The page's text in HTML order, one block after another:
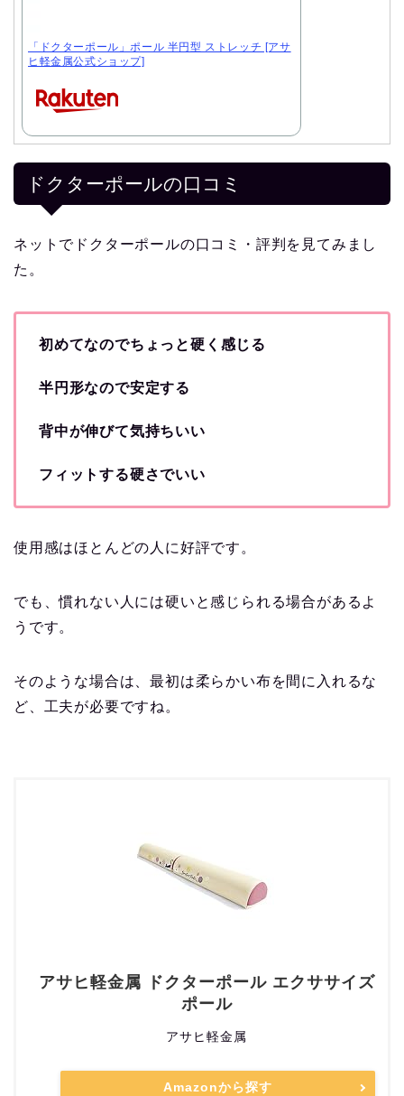
「ドクターポール」ポール 半円型 ストレッチ [アサ
ヒ軽金属公式ショップ]
ドクターポールの口コミ
ネットでドクターポールの口コミ・評判を見てみまし
た。
初めてなのでちょっと硬く感じる
半円形なので安定する
背中が伸びて気持ちいい
フィットする硬さでいい
使用感はほとんどの人に好評です。
でも、慣れない人には硬いと感じられる場合があるよ
うです。
そのような場合は、最初は柔らかい布を間に入れるな
ど、工夫が必要ですね。
アサヒ軽金属 ドクターポール エクササイズ
ポール
アサヒ軽金属
Amazonから探す